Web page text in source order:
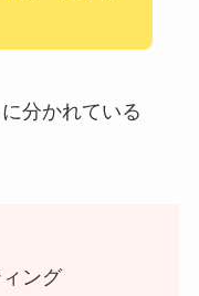
分かれている
ング